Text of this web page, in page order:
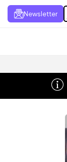
Newsletter